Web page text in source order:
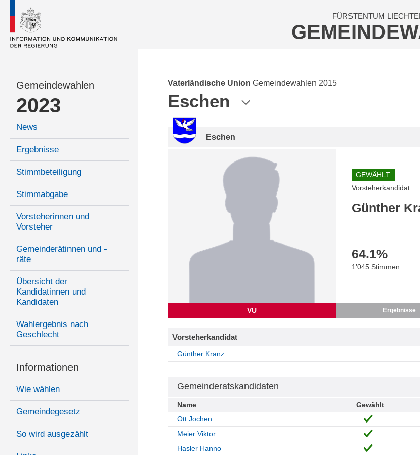
FÜRSTENTUM
Gemeindewahlen
2023
News
Ergebnisse
Stimmbeteiligung
Stimmabgabe
Vorsteherinnen und
Vorsteher
Gemeinderätinnen und -
räte
Übersicht der
Kandidatinnen und
Kandidaten
Wahlergebnis nach
Geschlecht
Informationen
Wie wählen
Gemeindegesetz
So wird ausgezählt
Vaterländische Union Gemeindewahlen 2015
Eschen
Eschen
VU
GEWÄHLT
Vorsteherkandidat
Günther
64.1%
1’045 Stimmen
Ergebnisse
Vorsteherkandidat
Günther Kranz
Gemeinderatskandidaten
Name Gewählt
Ott Jochen
Meier Viktor
Hasler Hanno